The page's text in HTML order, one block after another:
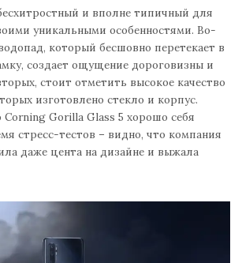
и вполне типичный для
уникальными особенностями. Во-
который бесшовно перетекает в
создает ощущение дороговизны и
стоит отметить высокое качество
изготовлено стекло и корпус.
Corning Gorilla Glass 5 хорошо себя
стресс-тестов – видно, что компания
даже цента на дизайне и выжала